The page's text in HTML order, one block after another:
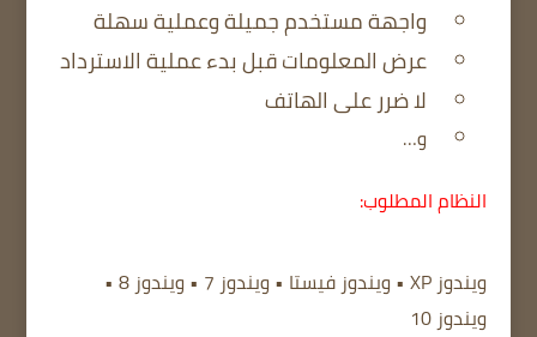
واجهة مستخدم جميلة وعملية سهلة
عرض المعلومات قبل بدء عملية الاسترداد
لا ضرر على الهاتف
و…
النظام المطلوب:
ويندوز XP • ويندوز فيستا • ويندوز 7 • ويندوز 8 •
ويندوز 10